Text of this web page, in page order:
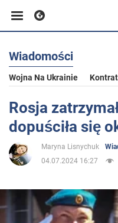
Biznes
Sport
Polityka
Wiadomości
Wojna Na Ukrainie
Rosja
dopuściła się
Maryna Lisnychuk
04.07.2024 16:27